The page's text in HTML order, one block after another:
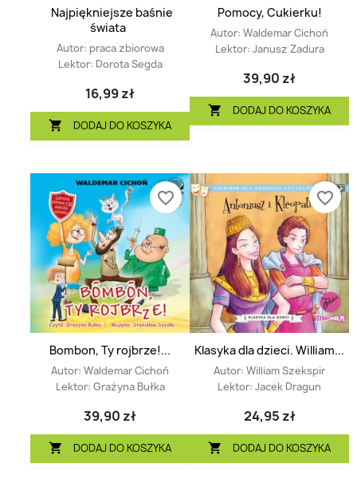
Najpiękniejsze baśnie
świata
Autor: praca zbiorowa
Lektor: Dorota Segda
16,99 zł
 DODAJ DO KOSZYKA
Pomocy, Cukierku!
Autor: Waldemar Cichoń
Lektor: Janusz Zadura
39,90 zł
 DODAJ DO KOSZYKA
Bombon, Ty rojbrze!...
Autor: Waldemar Cichoń
Lektor: Grażyna Bułka
39,90 zł
 DODAJ DO KOSZYKA
favorite_border
Klasyka dla dzieci. William...
Autor: William Szekspir
Lektor: Jacek Dragun
24,95 zł
 DODAJ DO KOSZYKA
favorite_border